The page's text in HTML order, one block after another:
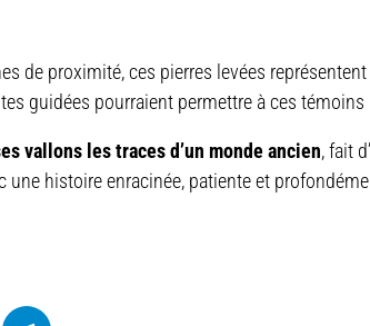
de proximité, ces pierres levées
guidées pourraient permettre à ces
vallons les traces d’un monde ancien, fait
une histoire enracinée, patiente et